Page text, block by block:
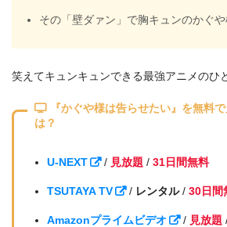
その「壁ダァン」で胸キュンのかぐや
笑えてキュンキュンできる最強アニメのひ
『かぐや様は告らせたい』を無料
は？
U-NEXT / 見放題 / 31日間無料
TSUTAYA TV / レンタル/ 30日間
Amazonプライムビデオ / 見放題